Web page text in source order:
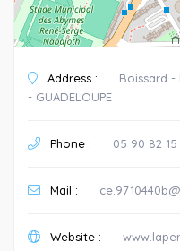
Address :
Boissard -
- GUADELOUPE
Phone : 05 90 82 15
Mail :
Website :